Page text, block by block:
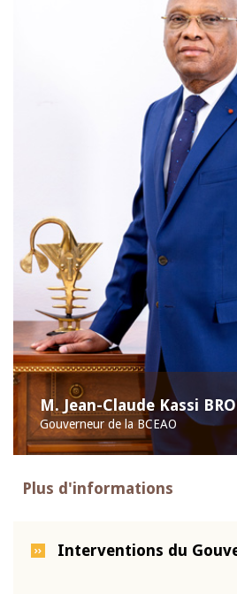
M. Jean-Claude Kassi
Gouverneur de la BCEAO
Plus d'informations
Interventions du